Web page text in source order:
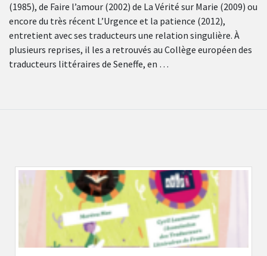
(1985), de Faire l’amour (2002) de La Vérité sur Marie (2009) ou
encore du très récent L’Urgence et la patience (2012),
entretient avec ses traducteurs une relation singulière. À
plusieurs reprises, il les a retrouvés au Collège européen des
traducteurs littéraires de Seneffe, en …